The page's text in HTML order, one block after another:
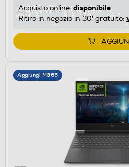
Acquisto online: disponibile
Ritiro in negozio in 30' gratuito:
Aggiungi M365